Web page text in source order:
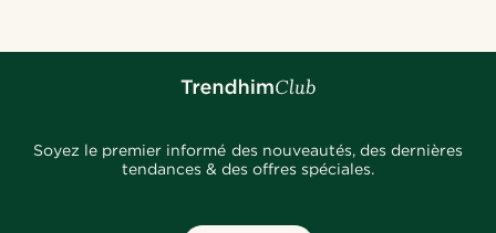
Soyez le premier informé des nouveautés, des dernières
tendances & des offres spéciales.